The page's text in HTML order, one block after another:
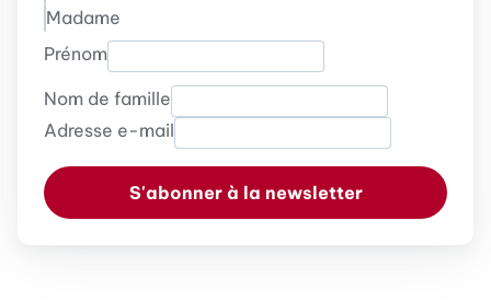
Madame
Prénom
Nom de famille
Adresse e-mail
S'abonner à la newsletter